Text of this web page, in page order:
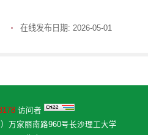
在线发布日期: 2026-05-01
访问者
万家丽南路960号长沙理工大学